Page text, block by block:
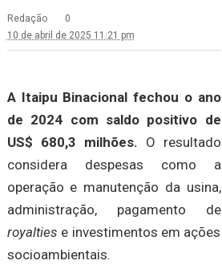
Redação
0
10 de abril de 2025 11:21 pm
A Itaipu Binacional fechou o ano
de 2024 com saldo positivo de
US$ 680,3 milhões. O resultado
considera despesas como a
operação e manutenção da usina,
administração, pagamento de
royalties e investimentos em ações
socioambientais.